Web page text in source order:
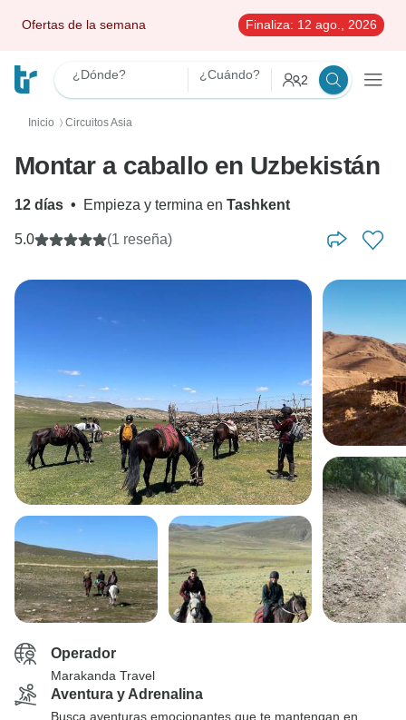
Ofertas de la semana Finaliza: 12 ago., 2026
¿Dónde? ¿Cuándo? 2
Inicio 〉 Circuitos Asia
Montar a caballo en Uzbekistán
12 días • Empieza y termina en Tashkent
5.0 (1 reseña)
Operador
Marakanda Travel
Aventura y Adrenalina
Busca aventuras emocionantes que te mantengan en